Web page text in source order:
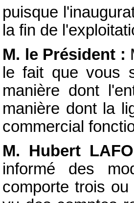
puisque
la fin de
M. le Président :
le fait que vous
manière dont
manière dont la
commercial
M. Hubert
informé des
comporte trois